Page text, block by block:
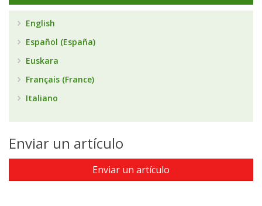
English
Español (España)
Euskara
Français (France)
Italiano
Enviar un artículo
Enviar un artículo